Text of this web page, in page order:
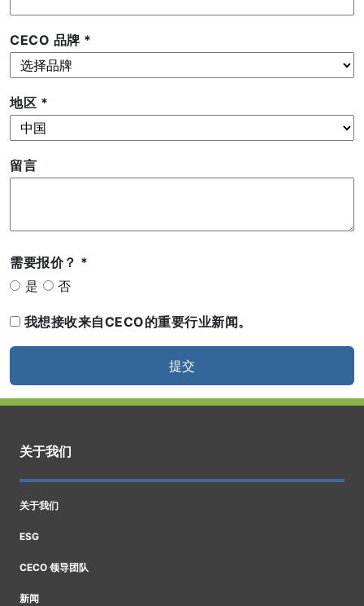
CECO 品牌 *
地区 *
留言
需要报价？ *
是
否
我想接收来自CECO的重要行业新闻。
提交
关于我们
关于我们
ESG
CECO 领导团队
新闻